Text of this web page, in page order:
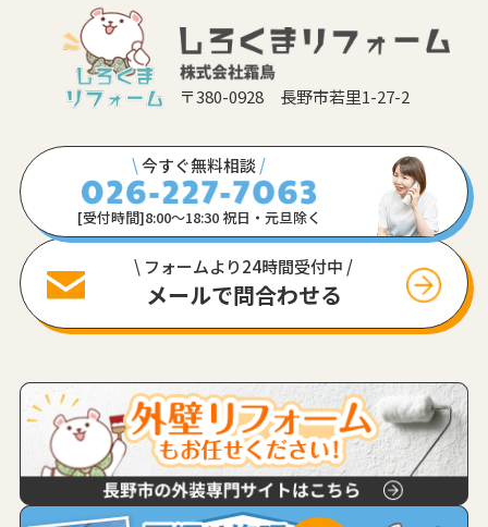
〒380-0928 長野市若里1-27-2
\今すぐ無料相談/
[受付時間]8:00〜18:30 祝日・元旦除く
\ フォームより24時間受付中 /
メールで問合わせる